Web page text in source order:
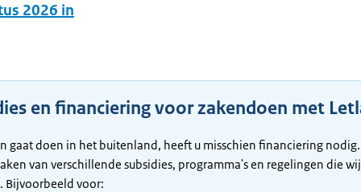
2026 in
en financiering voor zakendoen met
gaat doen in het buitenland, heeft u misschien financiering
van verschillende subsidies, programma's en regelingen die wij
Bijvoorbeeld voor: